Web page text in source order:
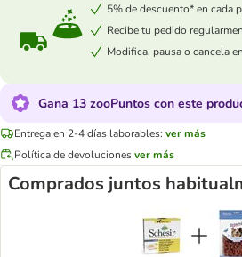
5% de descuento* en cada
Recibe tu pedido
Modifica, pausa o cancela
Gana 13 zooPuntos con este
Entrega en 2-4 días laborables: ver más
Política de devolucionesver más
Comprados juntos